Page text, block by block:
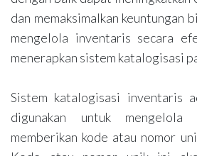
dan memaksimalkan keuntungan
mengelola inventaris secara
menerapkan sistem katalogisasi
Sistem katalogisasi inventaris
digunakan untuk mengelola
memberikan kode atau nomor